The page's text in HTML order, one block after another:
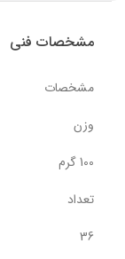
مشخصات فنی
مشخصات
وزن
100 گرم
تعداد
36